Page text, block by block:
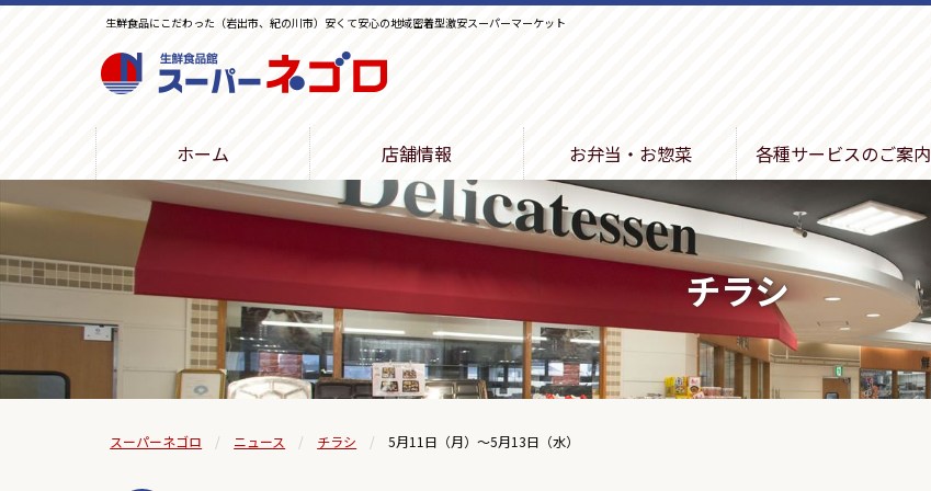
生鮮食品にこだわった（岩出市、紀の川市）安くて安心の地域密着型激安スーパーマーケット
ホーム 店舗情報 お弁当・お惣菜 各種サービスのご案内
チラシ
スーパーネゴロ ニュース チラシ 5月11日（月）～5月13日（水）